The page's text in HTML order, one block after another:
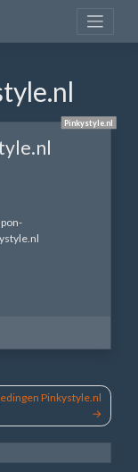
Pinkystyle.nl
Pinkystyle.nl